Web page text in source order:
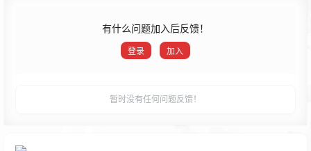
有什么问题加入后反馈！
登录 加入
暂时没有任何问题反馈！